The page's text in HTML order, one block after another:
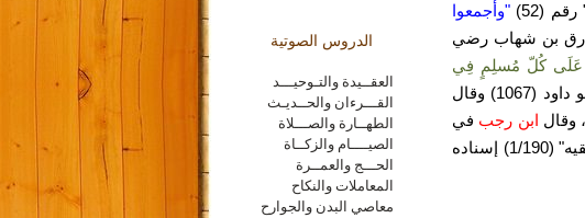
الدروس الصوتية
العقــيدة والتـوحيـــد
القـــرءان والحــديـث
الطهــارة والصـــلاة
الصيــــام والزكــاة
الحـــج والعمــرة
المعاملات والنكاح
معاصي البدن والجوارح
(52)
"وأجمعوا
بن شهاب رضي
عَلَى كُلّ مُسلِمٍ فِي
(1067) وقال
ابن رجب في
في "إرشاد الفقيه" (1/190) إسناده